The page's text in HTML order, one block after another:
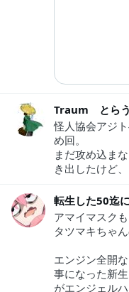
Traum とらう
怪人協会アジ
め回。
まだ攻め込ま
き出したけど
転生した50迄
アマイマスク
タツマキちゃ
エンジン全開
事になった新
がエンジェル